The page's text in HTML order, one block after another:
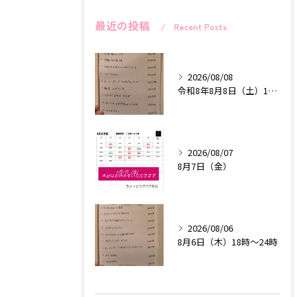
最近の投稿 Recent Posts
2026/08/08
令和8年8月8日（土）18時〜24時
2026/08/07
8月7日（金）
2026/08/06
8月6日（木）18時〜24時